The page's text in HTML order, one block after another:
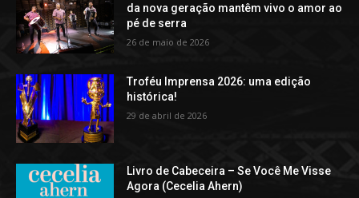
da nova geração mantêm vivo o amor ao
pé de serra
26 de maio de 2026
Troféu Imprensa 2026: uma edição
histórica!
29 de abril de 2026
Livro de Cabeceira – Se Você Me Visse
Agora (Cecelia Ahern)